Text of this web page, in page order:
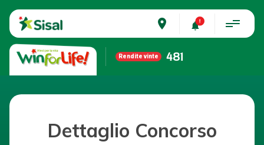
place
Rendite vinte 481
Dettaglio Concorso